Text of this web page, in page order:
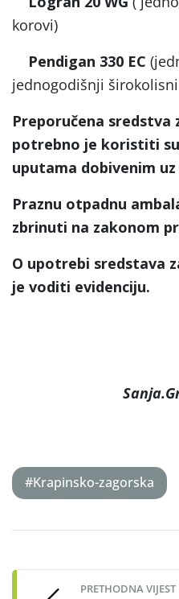
korovi)
Pendigan 330 EC
jednogodišnji
Preporučena sredstva
potrebno je koristiti
uputama dobivenim
Praznu otpadnu
zbrinuti na zakonom
O upotrebi sredstava
je voditi evidenciju.
#Krapinsko-zagorska
navigation
PRETHODNA VIJEST